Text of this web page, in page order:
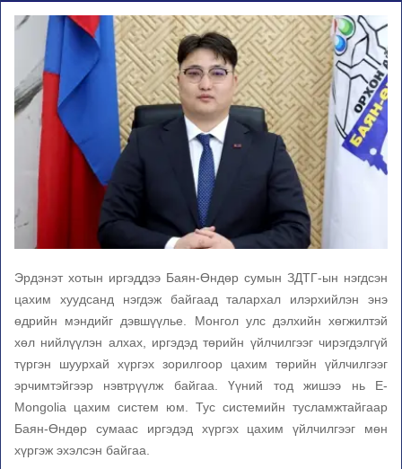
Эрдэнэт хотын иргэддээ Баян-Өндөр сумын ЗДТГ-ын нэгдсэн
цахим хуудсанд нэгдэж байгаад талархал илэрхийлэн энэ
өдрийн мэндийг дэвшүүлье. Монгол улс дэлхийн хөгжилтэй
хөл нийлүүлэн алхах, иргэдэд төрийн үйлчилгээг чирэгдэлгүй
түргэн шуурхай хүргэх зорилгоор цахим төрийн үйлчилгээг
эрчимтэйгээр нэвтрүүлж байгаа. Үүний тод жишээ нь E-
Mongolia цахим систем юм. Тус системийн тусламжтайгаар
Баян-Өндөр сумаас иргэдэд хүргэх цахим үйлчилгээг мөн
хүргэж эхэлсэн байгаа.